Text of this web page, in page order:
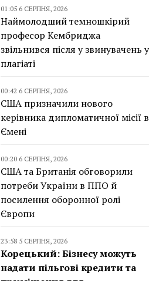
01:05 6 СЕРПНЯ, 2026
Наймолодший темношкірий
професор Кембриджа
звільнився після у звинувачень у
плагіаті
00:42 6 СЕРПНЯ, 2026
США призначили нового
керівника дипломатичної місії в
Ємені
00:20 6 СЕРПНЯ, 2026
США та Британія обговорили
потреби України в ППО й
посилення оборонної ролі
Європи
23:58 5 СЕРПНЯ, 2026
Корецький: Бізнесу можуть
надати пільгові кредити та